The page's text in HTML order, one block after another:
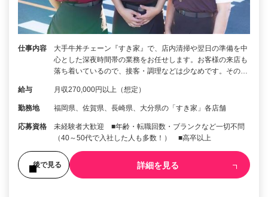
仕事内容
大手牛丼チェーン『すき家』で、店内清掃や翌日の準備を中
心とした深夜時間帯の業務をお任せします。お客様の来店も
落ち着いているので、接客・調理などは少なめです。その…
給与 月収270,000円以上（想定）
勤務地 福岡県、佐賀県、長崎県、大分県の「すき家」各店舗
応募資格
未経験者大歓迎 ■年齢・転職回数・ブランクなど一切不問
（40～50代で入社した人も多数！） ■高卒以上
後で見る 詳細を見る